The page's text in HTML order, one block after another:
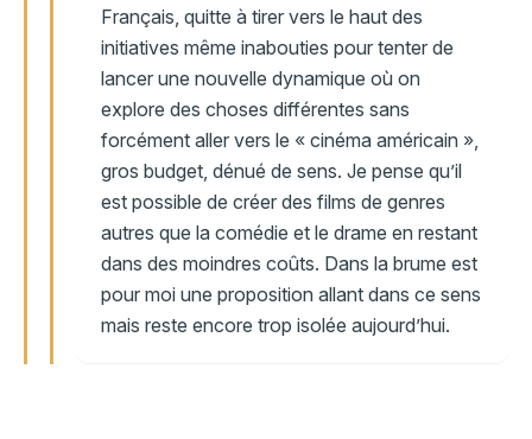
Français, quitte à tirer vers le haut des
initiatives même inabouties pour tenter de
lancer une nouvelle dynamique où on
explore des choses différentes sans
forcément aller vers le « cinéma américain »,
gros budget, dénué de sens. Je pense qu’il
est possible de créer des films de genres
autres que la comédie et le drame en restant
dans des moindres coûts. Dans la brume est
pour moi une proposition allant dans ce sens
mais reste encore trop isolée aujourd’hui.